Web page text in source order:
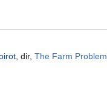
, dir, The Farm Problem